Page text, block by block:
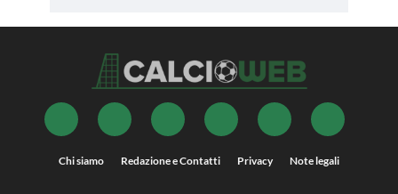
Chi siamo Redazione e Contatti Privacy Note legali